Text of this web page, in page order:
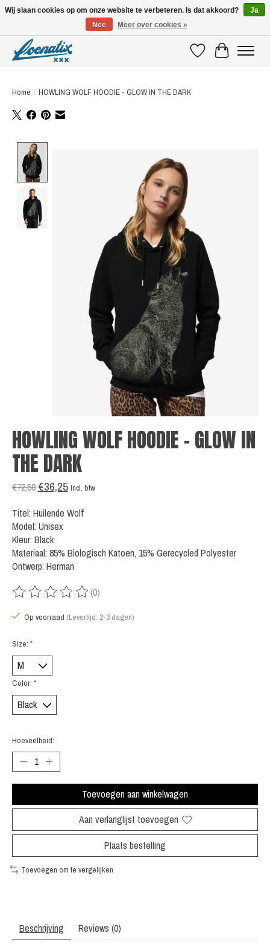
VerlanglijstWinkelwagen
Home / HOWLING WOLF HOODIE - GLOW IN THE DARK
HOWLING WOLF HOODIE - GLOW IN
THE DARK
€72,50 €36,25 Incl. btw
Titel: Huilende Wolf
Model: Unisex
Kleur: Black
Materiaal: 85% Biologisch Katoen, 15% Gerecycled Polyester
Ontwerp: Herman
De beoordeling van dit product is
(0)
Op voorraad (Levertijd: 2-3 dagen)
Size: *
Color: *
Hoeveelheid:
Toevoegen aan winkelwagen
Aan verlanglijst toevoegen
Plaats bestelling
Toevoegen om te vergelijken
Beschrijving Reviews (0)
Wij slaan cookies op om onze website te verbeteren. Is dat akkoord?
Ja
Nee
Meer over cookies »